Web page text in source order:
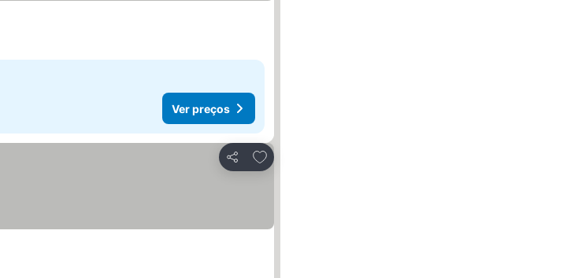
Ver preços
Partilhar
Adicionar aos favoritos